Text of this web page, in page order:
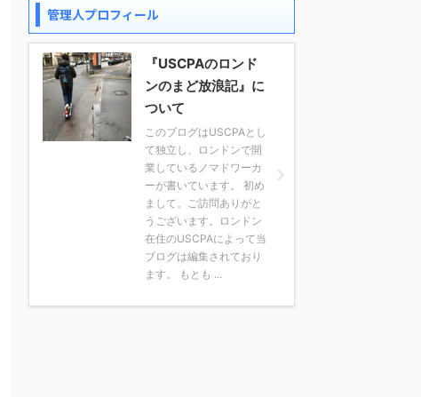
管理人プロフィール
『USCPAのロンド
ンのまど放浪記』に
ついて
このブログはUSCPAとし
て独立し、ロンドンで開
業しているノマドワーカ
ーが書いています。 初め
まして。ご訪問ありがと
うございます。ロンドン
在住のUSCPAによって当
ブログは編集されており
ます。 もとも ...